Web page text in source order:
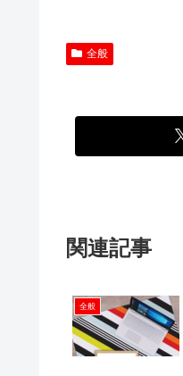
全般
関連記事
全般